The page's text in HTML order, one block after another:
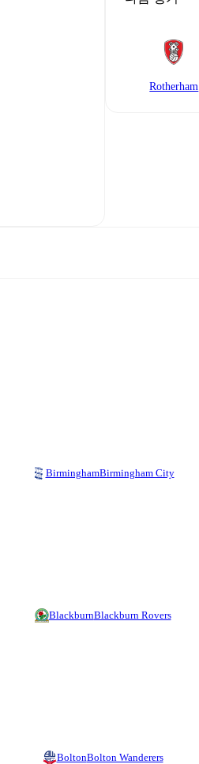
Rotherham
BirminghamBirmingham City
BlackburnBlackburn Rovers
BoltonBolton Wanderers